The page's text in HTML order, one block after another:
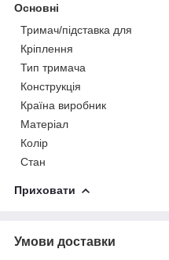
Основні
Тримач/підставка для
Кріплення
Тип тримача
Конструкція
Країна виробник
Матеріал
Колір
Стан
Приховати
Умови доставки